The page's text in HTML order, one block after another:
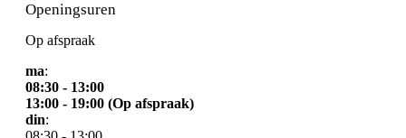
Openingsuren
Op afspraak
ma:
08:30 - 13:00
13:00 - 19:00 (Op afspraak)
din: